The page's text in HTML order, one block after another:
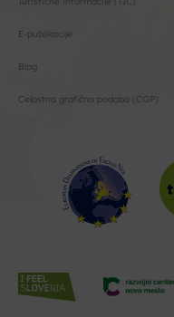
E-publikacije
Blog
Celostna grafična podoba (CGP)